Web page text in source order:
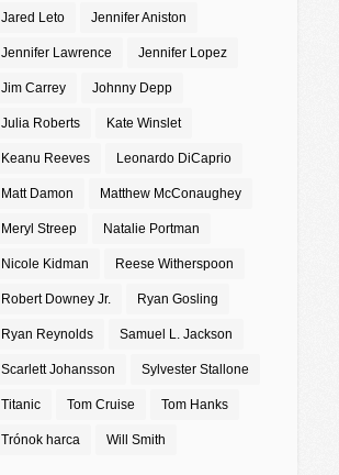
Jared Leto Jennifer Aniston
Jennifer Lawrence Jennifer Lopez
Jim Carrey Johnny Depp
Julia Roberts Kate Winslet
Keanu Reeves Leonardo DiCaprio
Matt Damon Matthew McConaughey
Meryl Streep Natalie Portman
Nicole Kidman Reese Witherspoon
Robert Downey Jr. Ryan Gosling
Ryan Reynolds Samuel L. Jackson
Scarlett Johansson Sylvester Stallone
Titanic Tom Cruise Tom Hanks
Trónok harca Will Smith